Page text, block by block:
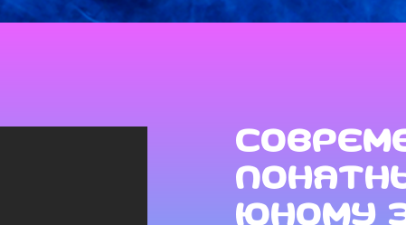
юному